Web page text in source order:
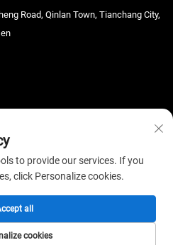
Road, Qinlan Town, Tianchang City,
Electronic Technology Co., LTD. Alle
Personvernerklæring
to provide our services. If you
click Personalize cookies.
cookies
all